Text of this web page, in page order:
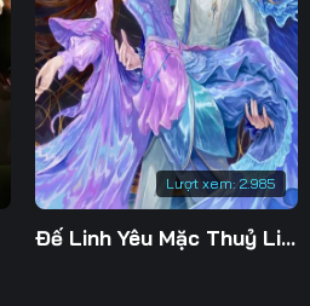
Lượt xem: 2.985
Đế Linh Yêu Mặc Thuỷ Linh Lung